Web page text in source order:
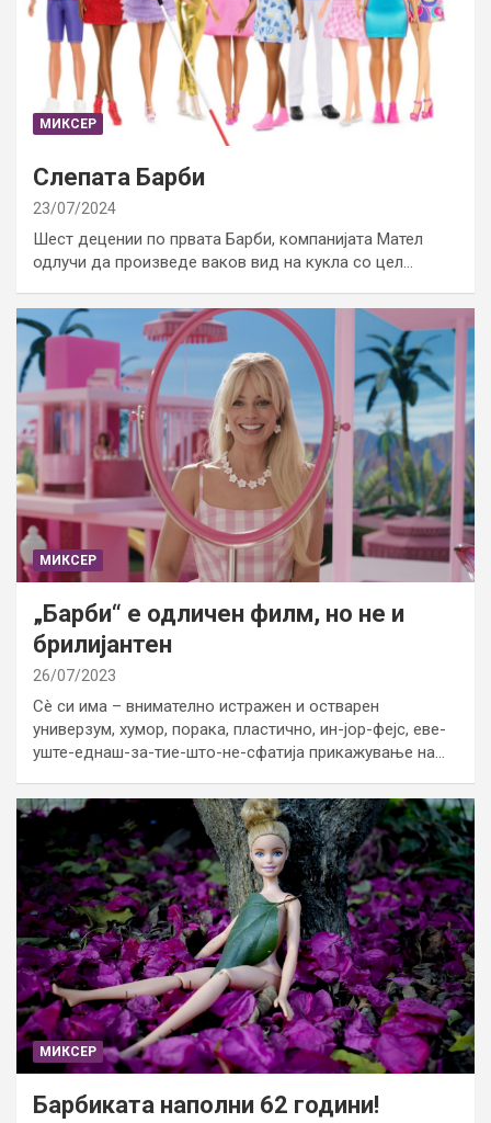
МИКСЕР
Слепата Барби
23/07/2024
Шест децении по првата Барби, компанијата Мател
одлучи да произведе ваков вид на кукла со цел…
МИКСЕР
„Барби“ е одличен филм, но не и
брилијантен
26/07/2023
Сè си има – внимателно истражен и остварен
универзум, хумор, порака, пластично, ин-јор-фејс, еве-
уште-еднаш-за-тие-што-не-сфатија прикажување на…
МИКСЕР
Барбиката наполни 62 години!